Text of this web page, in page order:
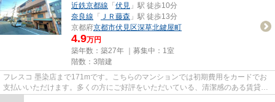
近鉄京都線 「 伏見 」駅 徒歩10分
奈良線 「 ＪＲ藤森 」駅 徒歩13分
京都府京都市伏見区深草北鍵屋町
4.9万円
築年数：築27年 ｜募集中： 1室
階数：3階建
フレスコ 墨染店まで171mです。こちらのマンションでは初期費用をカードでお
支払いいただけます。多くの方にご好評をいただいている、清潔感のある賃貸物